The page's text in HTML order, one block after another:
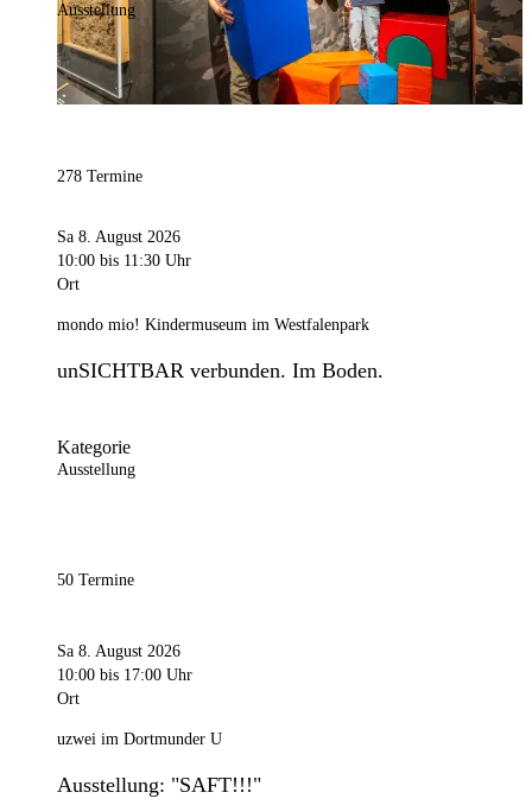
Ausstellung
278 Termine
Sa 8. August 2026
10:00 bis 11:30 Uhr
Ort
mondo mio! Kindermuseum im Westfalenpark
unSICHTBAR verbunden. Im Boden.
Kategorie
Ausstellung
50 Termine
Sa 8. August 2026
10:00 bis 17:00 Uhr
Ort
uzwei im Dortmunder U
Ausstellung: "SAFT!!!"